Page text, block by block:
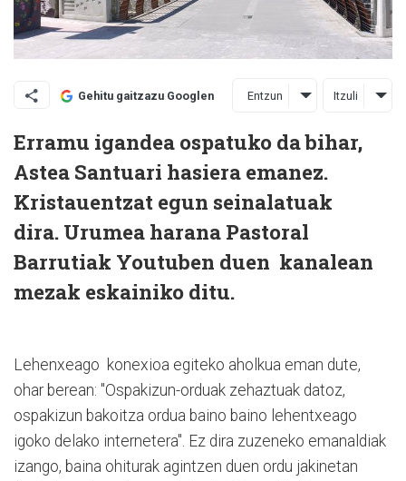
Gehitu gaitzazu Googlen Entzun Itzuli
Erramu igandea ospatuko da bihar,
Astea Santuari hasiera emanez.
Kristauentzat egun seinalatuak
dira. Urumea harana Pastoral
Barrutiak Youtuben duen kanalean
mezak eskainiko ditu.
Lehenxeago konexioa egiteko aholkua eman dute,
ohar berean: "Ospakizun-orduak zehaztuak datoz,
ospakizun bakoitza ordua baino baino lehentxeago
igoko delako internetera". Ez dira zuzeneko emanaldiak
izango, baina ohiturak agintzen duen ordu jakinetan